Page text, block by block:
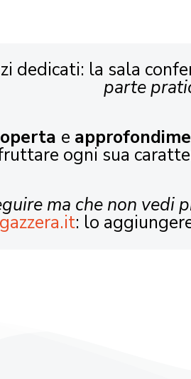
dedicati: la sala
parte
e
ogni sua
ma che non vedi
: lo